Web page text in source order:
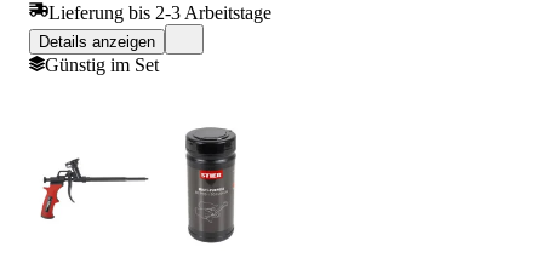
Lieferung bis 2-3 Arbeitstage
Details anzeigen
Günstig im Set